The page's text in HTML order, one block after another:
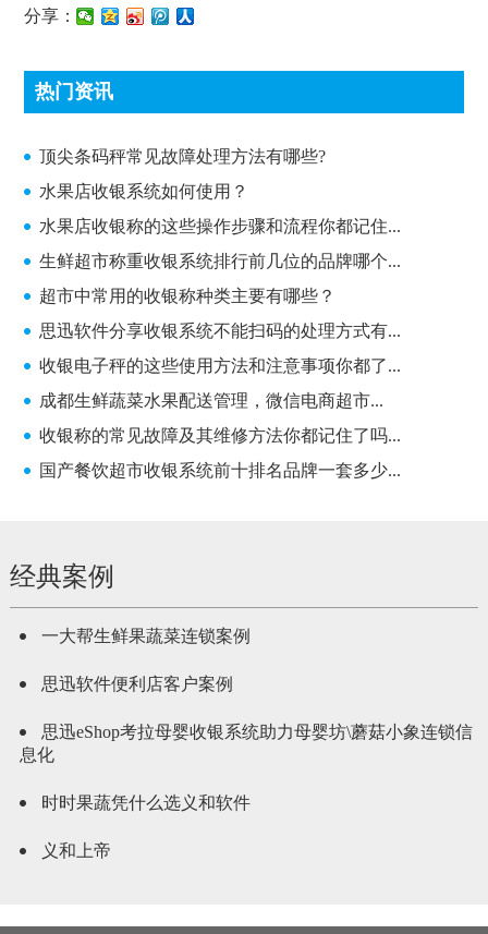
分享：
热门资讯
顶尖条码秤常见故障处理方法有哪些?
顶尖条码秤常见故障处理方法有哪些?
水果店收银系统如何使用？
水果店收银称的这些操作步骤和流程你都记住...
生鲜超市称重收银系统排行前几位的品牌哪个...
超市中常用的收银称种类主要有哪些？
思迅软件分享收银系统不能扫码的处理方式有...
收银电子秤的这些使用方法和注意事项你都了...
成都生鲜蔬菜水果配送管理，微信电商超市...
收银称的常见故障及其维修方法你都记住了吗...
国产餐饮超市收银系统前十排名品牌一套多少...
经典案例
一大帮生鲜果蔬菜连锁案例
思迅软件便利店客户案例
思迅eShop考拉母婴收银系统助力母婴坊\蘑菇小象连锁信
息化
时时果蔬凭什么选义和软件
义和上帝